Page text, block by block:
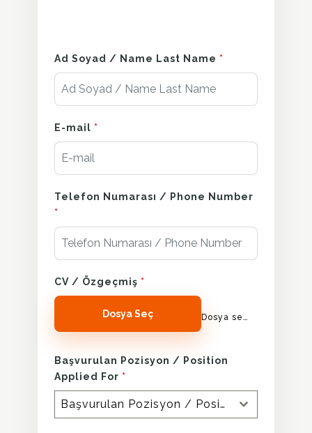
Ad Soyad / Name Last Name *
E-mail *
Telefon Numarası / Phone Number
*
CV / Özgeçmiş *
Dosya Seç
Başvurulan Pozisyon / Position
Applied For *
Başvurulan Pozisyon / Position Applied For